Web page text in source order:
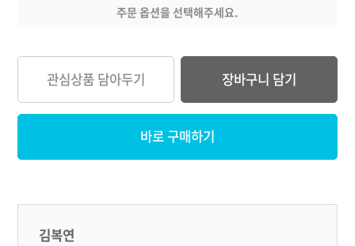
주문 옵션을 선택해주세요.
관심상품 담아두기 장바구니 담기
바로 구매하기
김복연